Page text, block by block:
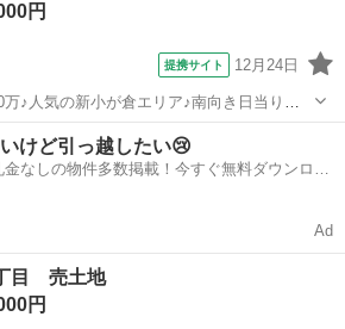
円
提携サイト 12月24日
♪人気の新小が倉エリア♪南向き日当り、
売/土地売買
けど引っ越したい😢
金なしの物件多数掲載！今すぐ無料ダウンロー
Ad
目 売土地
円